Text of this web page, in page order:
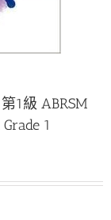
1級 ABRSM
1